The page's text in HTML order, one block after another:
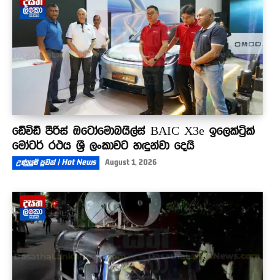
ඩේවිඩ් පීරිස් ඔටෝමොබයිල්ස් BAIC X3e ඉලෙක්ට්‍රික්
මෝටර් රථය ශ්‍රී ලංකාවට හඳුන්වා දෙයි
උණුසුම් පුවත් | Hot News August 1, 2026